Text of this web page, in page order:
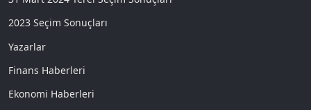
2023 Seçim Sonuçları
Yazarlar
Finans Haberleri
Ekonomi Haberleri